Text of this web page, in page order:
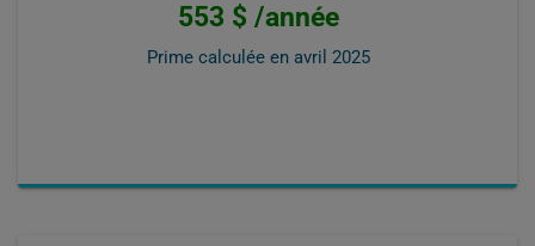
553 $ /année
Prime calculée en avril 2025